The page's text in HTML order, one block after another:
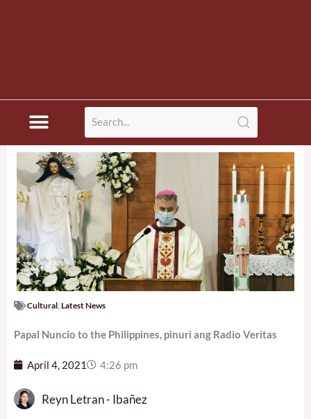
Cultural Latest News
Papal Nuncio to the Philippines, pinuri ang Radio Veritas
April 4, 2021 4:26 pm
Reyn Letran - Ibañez